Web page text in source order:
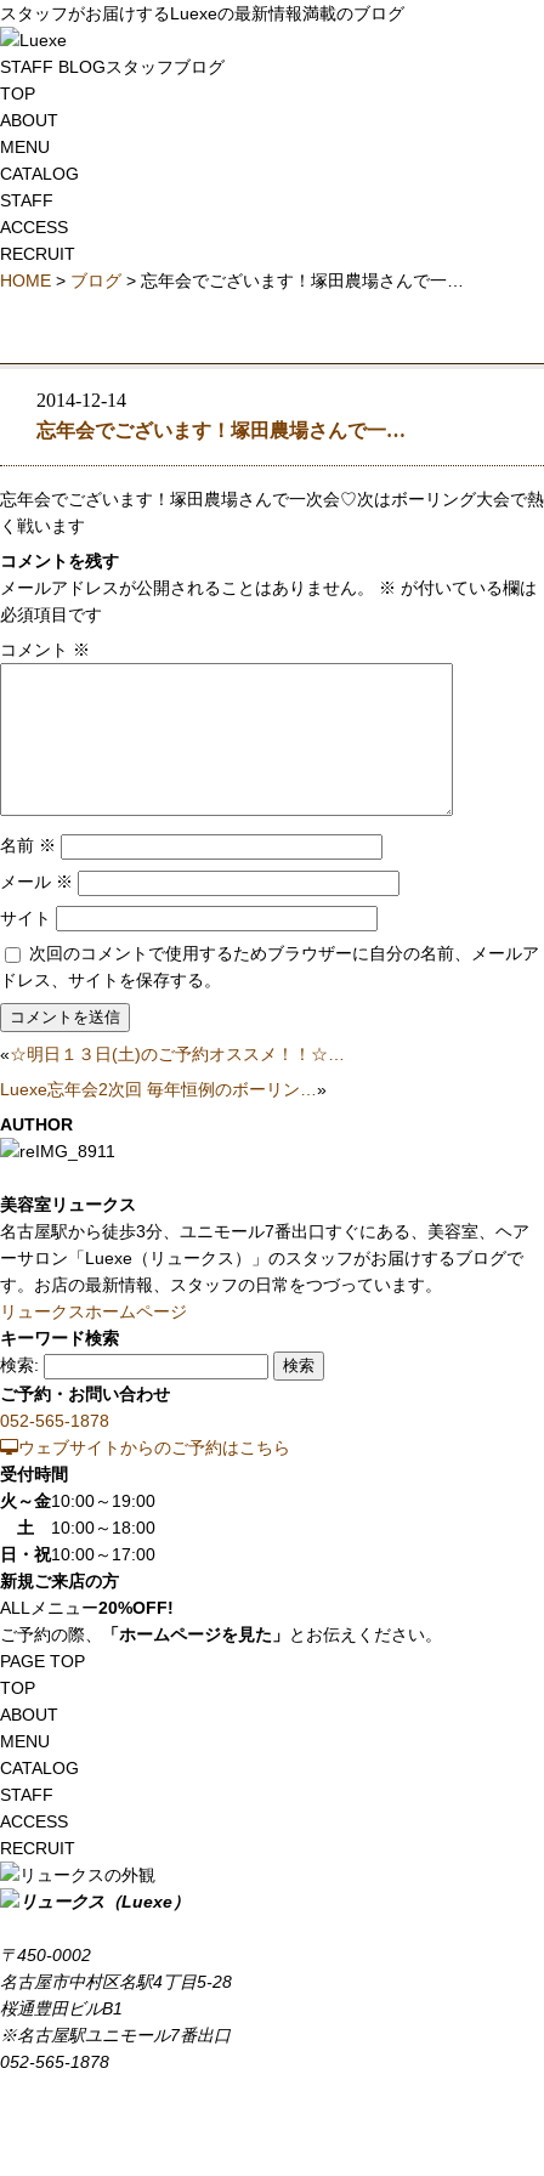
スタッフがお届けするLuexeの最新情報満載のブログ
STAFF BLOGスタッフブログ
TOP
ABOUT
MENU
CATALOG
STAFF
ACCESS
RECRUIT
HOME > ブログ > 忘年会でございます！塚田農場さんで一…
2014-12-14
忘年会でございます！塚田農場さんで一…
忘年会でございます！塚田農場さんで一次会♡次はボーリング大会で熱
く戦います
コメントを残す
メールアドレスが公開されることはありません。
※ が付いている欄は
必須項目です
コメント ※
名前 ※
メール ※
サイト
次回のコメントで使用するためブラウザーに自分の名前、メールア
ドレス、サイトを保存する。
«☆明日１３日(土)のご予約オススメ！！☆…
Luexe忘年会2次回 毎年恒例のボーリン… »
AUTHOR
美容室リュークス
名古屋駅から徒歩3分、ユニモール7番出口すぐにある、美容室、ヘア
ーサロン「Luexe（リュークス）」のスタッフがお届けするブログで
す。お店の最新情報、スタッフの日常をつづっています。
リュークスホームページ
キーワード検索
検索:
ご予約・お問い合わせ
052-565-1878
ウェブサイトからのご予約はこちら
受付時間
火～金10:00～19:00
土
10:00～18:00
日・祝10:00～17:00
新規ご来店の方
ALLメニュー20%OFF!
ご予約の際、
「ホームページを見た」 とお伝えください。
PAGE TOP
TOP
ABOUT
MENU
CATALOG
STAFF
ACCESS
RECRUIT
〒450-0002
名古屋市中村区名駅4丁目5-28
桜通豊田ビルB1
※名古屋駅ユニモール7番出口
052-565-1878